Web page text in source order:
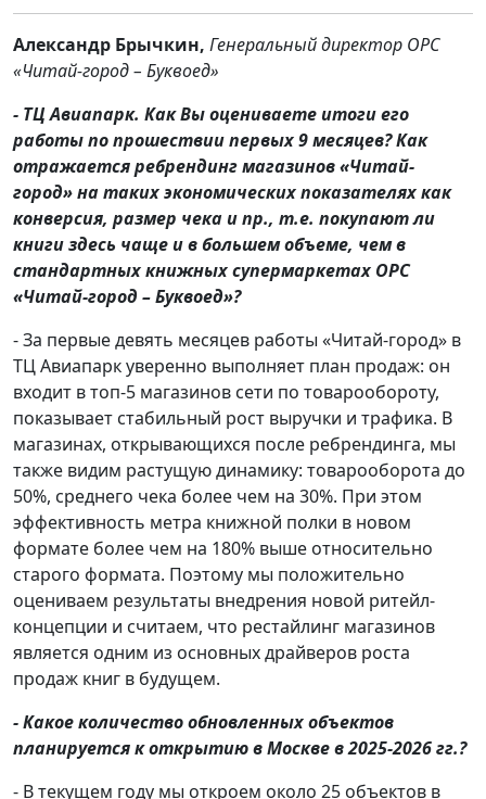
Александр Брычкин, Генеральный директор ОРС
«Читай-город – Буквоед»
- ТЦ Авиапарк. Как Вы оцениваете итоги его
работы по прошествии первых 9 месяцев? Как
отражается ребрендинг магазинов «Читай-
город» на таких экономических показателях как
конверсия, размер чека и пр., т.е. покупают ли
книги здесь чаще и в большем объеме, чем в
стандартных книжных супермаркетах ОРС
«Читай-город – Буквоед»?
- За первые девять месяцев работы «Читай-город» в
ТЦ Авиапарк уверенно выполняет план продаж: он
входит в топ-5 магазинов сети по товарообороту,
показывает стабильный рост выручки и трафика. В
магазинах, открывающихся после ребрендинга, мы
также видим растущую динамику: товарооборота до
50%, среднего чека более чем на 30%. При этом
эффективность метра книжной полки в новом
формате более чем на 180% выше относительно
старого формата. Поэтому мы положительно
оцениваем результаты внедрения новой ритейл-
концепции и считаем, что рестайлинг магазинов
является одним из основных драйверов роста
продаж книг в будущем.
- Какое количество обновленных объектов
планируется к открытию в Москве в 2025-2026 гг.?
- В текущем году мы откроем около 25 объектов в